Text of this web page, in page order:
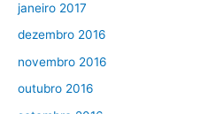
janeiro 2017
dezembro 2016
novembro 2016
outubro 2016